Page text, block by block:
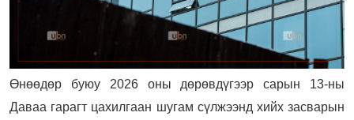
Өнөөдөр буюу 2026 оны дөрөвдүгээр сарын 13-ны
Даваа гарагт цахилгаан шугам сүлжээнд хийх засварын